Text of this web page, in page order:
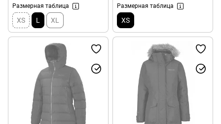
Размерная таблица
XS L XL
Размерная таблица
XS